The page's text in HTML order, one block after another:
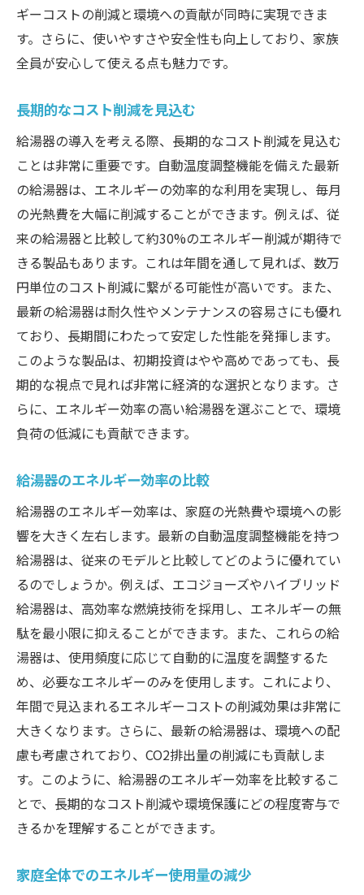
ギーコストの削減と環境への貢献が同時に実現できま
す。さらに、使いやすさや安全性も向上しており、家族
全員が安心して使える点も魅力です。
長期的なコスト削減を見込む
給湯器の導入を考える際、長期的なコスト削減を見込む
ことは非常に重要です。自動温度調整機能を備えた最新
の給湯器は、エネルギーの効率的な利用を実現し、毎月
の光熱費を大幅に削減することができます。例えば、従
来の給湯器と比較して約30%のエネルギー削減が期待で
きる製品もあります。これは年間を通して見れば、数万
円単位のコスト削減に繋がる可能性が高いです。また、
最新の給湯器は耐久性やメンテナンスの容易さにも優れ
ており、長期間にわたって安定した性能を発揮します。
このような製品は、初期投資はやや高めであっても、長
期的な視点で見れば非常に経済的な選択となります。さ
らに、エネルギー効率の高い給湯器を選ぶことで、環境
負荷の低減にも貢献できます。
給湯器のエネルギー効率の比較
給湯器のエネルギー効率は、家庭の光熱費や環境への影
響を大きく左右します。最新の自動温度調整機能を持つ
給湯器は、従来のモデルと比較してどのように優れてい
るのでしょうか。例えば、エコジョーズやハイブリッド
給湯器は、高効率な燃焼技術を採用し、エネルギーの無
駄を最小限に抑えることができます。また、これらの給
湯器は、使用頻度に応じて自動的に温度を調整するた
め、必要なエネルギーのみを使用します。これにより、
年間で見込まれるエネルギーコストの削減効果は非常に
大きくなります。さらに、最新の給湯器は、環境への配
慮も考慮されており、CO2排出量の削減にも貢献しま
す。このように、給湯器のエネルギー効率を比較するこ
とで、長期的なコスト削減や環境保護にどの程度寄与で
きるかを理解することができます。
家庭全体でのエネルギー使用量の減少